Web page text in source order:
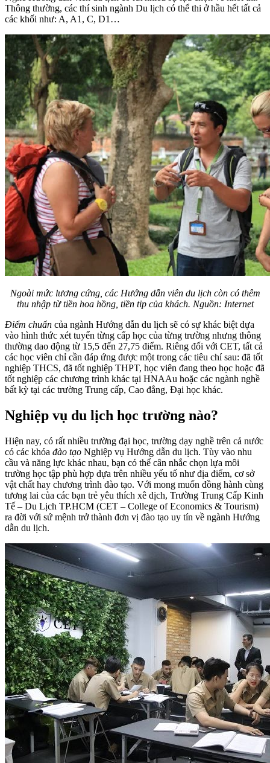
Thông thường, các thí sinh ngành Du lịch có thể thi ở hầu hết tất cả
các khối như: A, A1, C, D1…
Ngoài mức lương cứng, các Hướng dẫn viên du lịch còn có thêm
thu nhập từ tiền hoa hồng, tiền tip của khách. Nguồn: Internet
Điểm chuẩn của ngành Hướng dẫn du lịch sẽ có sự khác biệt dựa
vào hình thức xét tuyển từng cấp học của từng trường nhưng thông
thường dao động từ 15,5 đến 27,75 điểm. Riêng đối với CET, tất cả
các học viên chỉ cần đáp ứng được một trong các tiêu chí sau: đã tốt
nghiệp THCS, đã tốt nghiệp THPT, học viên đang theo học hoặc đã
tốt nghiệp các chương trình khác tại HNAAu hoặc các ngành nghề
bất kỳ tại các trường Trung cấp, Cao đẳng, Đại học khác.
Nghiệp vụ du lịch học trường nào?
Hiện nay, có rất nhiều trường đại học, trường dạy nghề trên cả nước
có các khóa đào tạo Nghiệp vụ Hướng dẫn du lịch. Tùy vào nhu
cầu và năng lực khác nhau, bạn có thể cân nhắc chọn lựa môi
trường học tập phù hợp dựa trên nhiều yếu tố như địa điểm, cơ sở
vật chất hay chương trình đào tạo. Với mong muốn đồng hành cùng
tương lai của các bạn trẻ yêu thích xê dịch, Trường Trung Cấp Kinh
Tế – Du Lịch TP.HCM (CET – College of Economics & Tourism)
ra đời với sứ mệnh trở thành đơn vị đào tạo uy tín về ngành Hướng
dẫn du lịch.